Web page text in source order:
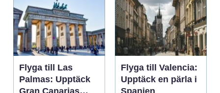
Flyga till Las
Palmas: Upptäck
Flyga till Valencia:
Upptäck en pärla i